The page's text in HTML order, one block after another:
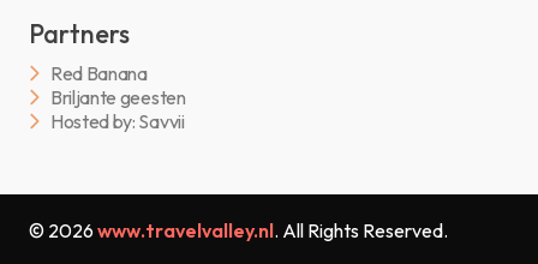
Partners
Red Banana
Briljante geesten
Hosted by: Savvii
© 2026 www.travelvalley.nl. All Rights Reserved.